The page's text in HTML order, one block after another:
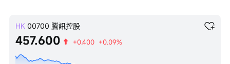
HK 00700 騰訊控股
457.600 +0.400 +0.09%